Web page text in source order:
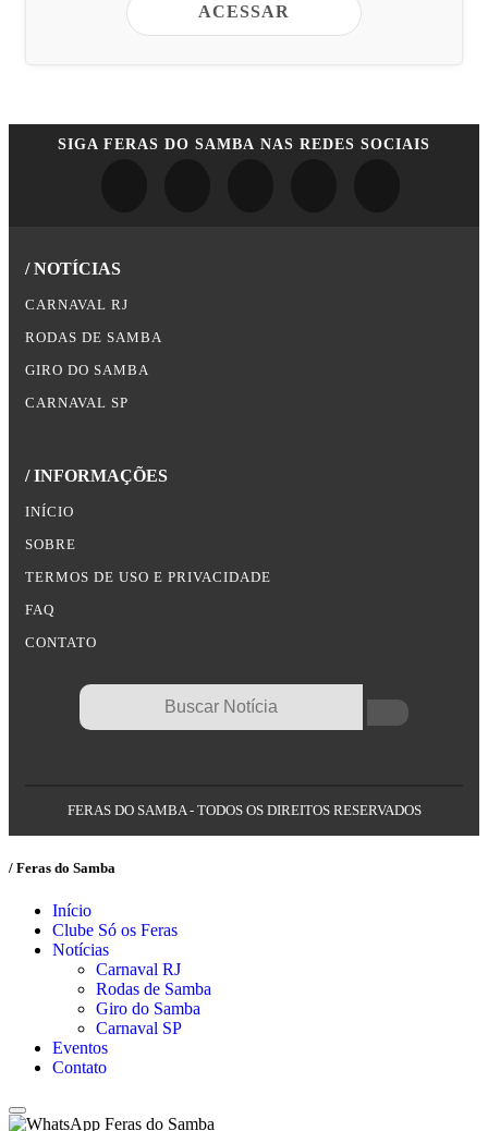
ACESSAR
SIGA FERAS DO SAMBA NAS REDES SOCIAIS
/ NOTÍCIAS
CARNAVAL RJ
RODAS DE SAMBA
GIRO DO SAMBA
CARNAVAL SP
/ INFORMAÇÕES
INÍCIO
SOBRE
TERMOS DE USO E PRIVACIDADE
FAQ
CONTATO
FERAS DO SAMBA - TODOS OS DIREITOS RESERVADOS
/ Feras do Samba
Início
Clube Só os Feras
Notícias
Carnaval RJ
Rodas de Samba
Giro do Samba
Carnaval SP
Eventos
Contato
Feras do Samba